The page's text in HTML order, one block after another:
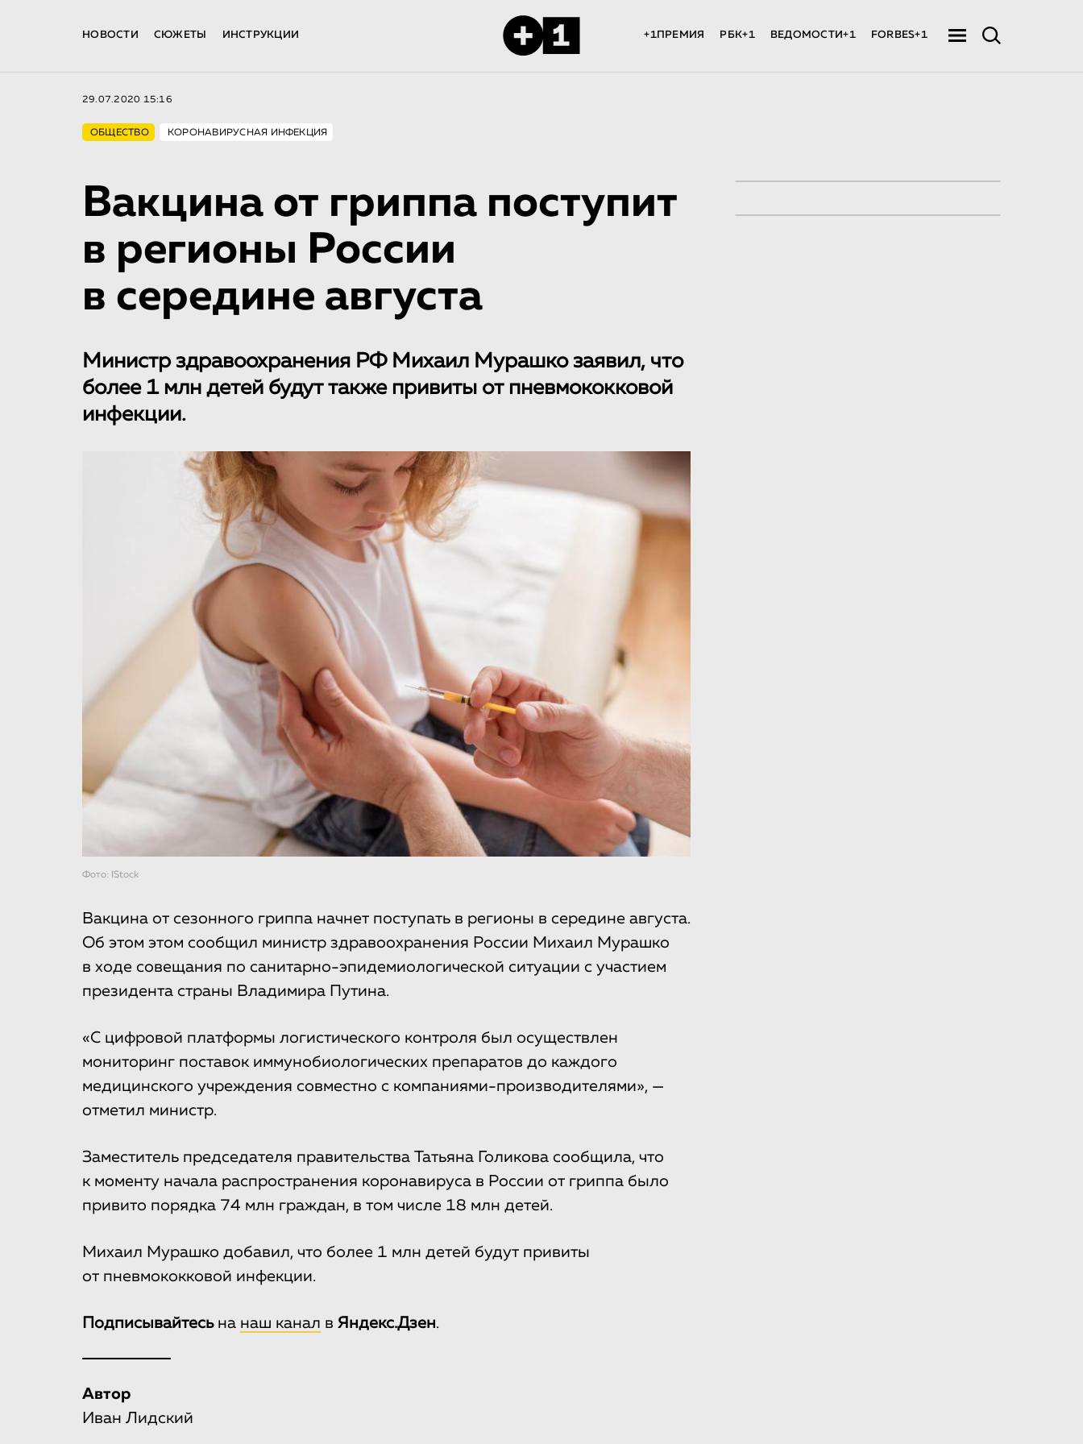
НОВОСТИ СЮЖЕТЫ ИНСТРУКЦИИ +1ПРЕМИЯ РБК+1 ВЕДОМОСТИ+1 FORBES+1
29.07.2020 15:16
ОБЩЕСТВО КОРОНАВИРУСНАЯ ИНФЕКЦИЯ
Вакцина от гриппа поступит
в регионы России
в середине августа
Министр здравоохранения РФ Михаил Мурашко заявил, что
более 1 млн детей будут также привиты от пневмококковой
инфекции.
Фото: IStock
Вакцина от сезонного гриппа начнет поступать в регионы в середине августа.
Об этом этом сообщил министр здравоохранения России Михаил Мурашко
в ходе совещания по санитарно-эпидемиологической ситуации с участием
президента страны Владимира Путина.
«С цифровой платформы логистического контроля был осуществлен
мониторинг поставок иммунобиологических препаратов до каждого
медицинского учреждения совместно с компаниями-производителями», —
отметил министр.
Заместитель председателя правительства Татьяна Голикова сообщила, что
к моменту начала распространения коронавируса в России от гриппа было
привито порядка 74 млн граждан, в том числе 18 млн детей.
Михаил Мурашко добавил, что более 1 млн детей будут привиты
от пневмококковой инфекции.
Подписывайтесьна наш канал в Яндекс.Дзен.
Автор
Иван Лидский